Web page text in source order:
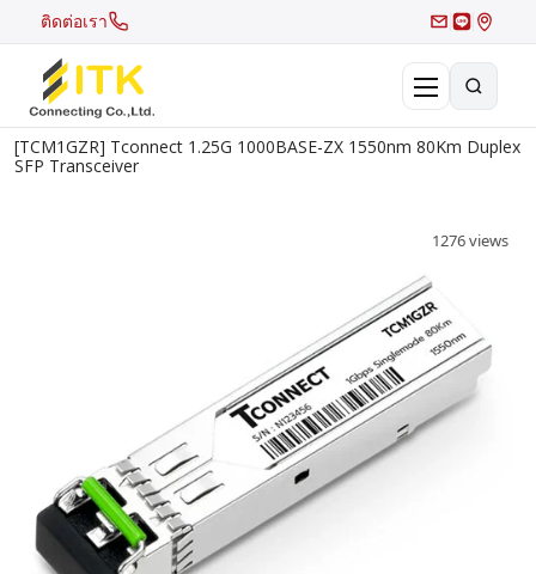
ติดต่อเรา
×
[TCM1GZR] Tconnect 1.25G 1000BASE-ZX 1550nm 80Km Duplex
SFP Transceiver
1276 views